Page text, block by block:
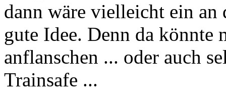
dann wäre vielleicht ein an
gute Idee. Denn da könnte
anflanschen ... oder auch
Trainsafe ...